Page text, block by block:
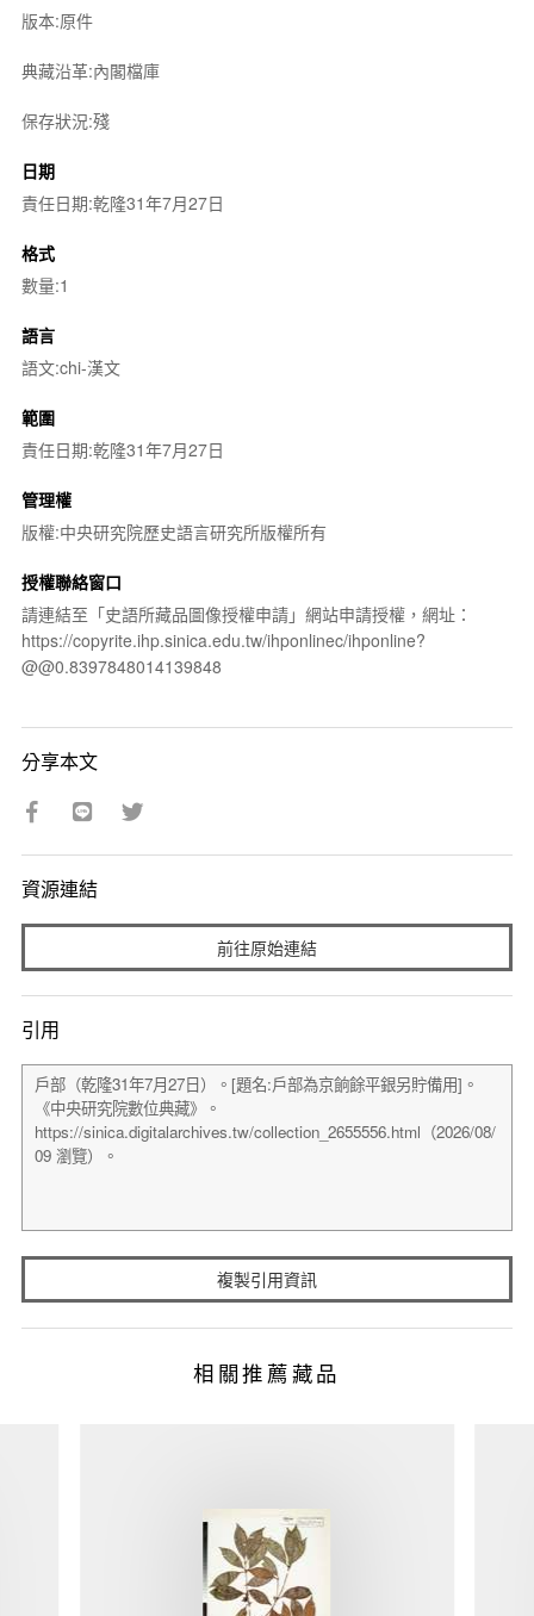
版本:原件
典藏沿革:內閣檔庫
保存狀況:殘
日期
責任日期:乾隆31年7月27日
格式
數量:1
語言
語文:chi-漢文
範圍
責任日期:乾隆31年7月27日
管理權
版權:中央研究院歷史語言研究所版權所有
授權聯絡窗口
請連結至「史語所藏品圖像授權申請」網站申請授權，網址：
https://copyrite.ihp.sinica.edu.tw/ihponlinec/ihponline?
@@0.8397848014139848
分享本文
資源連結
前往原始連結
引用
複製引用資訊
相關推薦藏品